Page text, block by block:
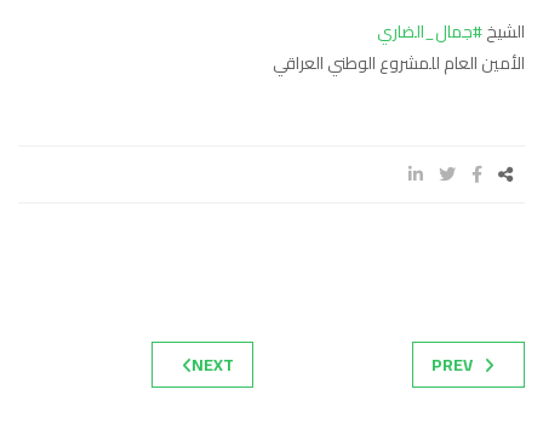
الشيخ#جمال_الضاري
الأمين العام للمشروع الوطني العراقي
PREV
NEXT